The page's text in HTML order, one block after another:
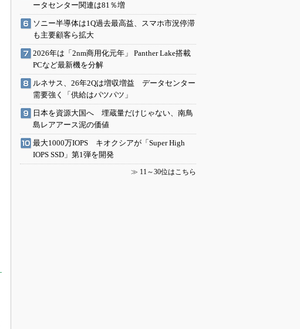
ータセンター関連は81％増
ソニー半導体は1Q過去最高益、スマホ市況停滞
も主要顧客ら拡大
2026年は「2nm商用化元年」 Panther Lake搭載
PCなど最新機を分解
ルネサス、26年2Qは増収増益 データセンター
需要強く「供給はパツパツ」
日本を資源大国へ 埋蔵量だけじゃない、南鳥
島レアアース泥の価値
最大1000万IOPS キオクシアが「Super High
IOPS SSD」第1弾を開発
≫ 11～30位はこちら